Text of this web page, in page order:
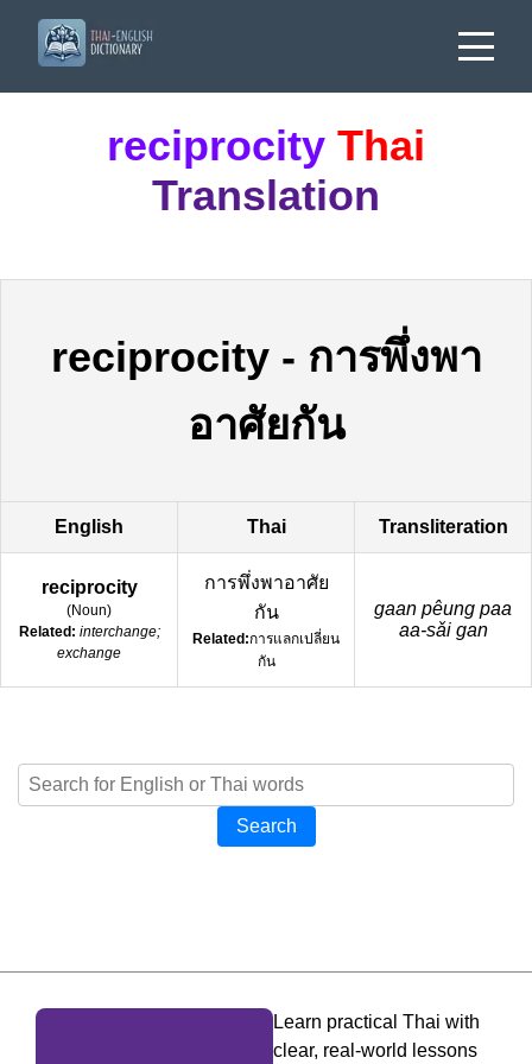
reciprocity Thai
Translation
reciprocity- การพึ่งพา
อาศัยกัน
English Thai Transliteration
reciprocity
(Noun)
Related: interchange;
exchange
การพึ่งพาอาศัย
กัน
Related:การแลกเปลี่ยน
กัน
gaan pêung paa
aa-sǎi gan
Search
Learn practical Thai with
clear, real-world lessons